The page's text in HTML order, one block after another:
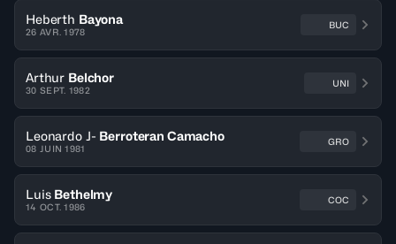
Heberth Bayona
26 AVR. 1978
BUC
Arthur Belchor
30 SEPT. 1982
UNI
Leonardo J- Berroteran Camacho
08 JUIN 1981
GRO
Luis Bethelmy
14 OCT. 1986
COC